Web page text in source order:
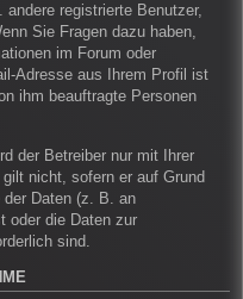
registrierte Benutzer,
Sie Fragen dazu haben,
im Forum oder
Adresse aus Ihrem Profil ist
ihm beauftragte Personen
der Betreiber nur mit Ihrer
nicht, sofern er auf Grund
der Daten (z. B. an
oder die Daten zur
sind.